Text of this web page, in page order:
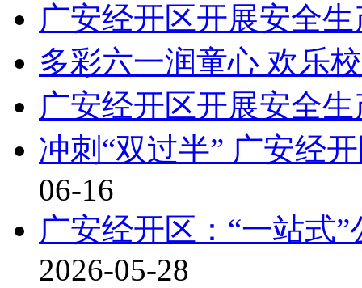
广安经开区开展安全
多彩六一润童心 欢乐
广安经开区开展安全
冲刺“双过半” 广安经
06-16
广安经开区：“一站式
2026-05-28